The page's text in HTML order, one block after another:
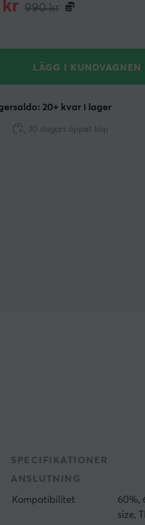
990kr
kr
LÄGG I KUNDVAGNEN
20+ kvar i lager
30 dagars öppet köp
SPECIFIKATIONER
ANSLUTNING
Kompatibilitet
60%,
size,